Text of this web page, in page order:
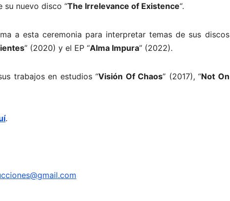
su nuevo disco “The Irrelevance of Existence“.
a esta ceremonia para interpretar temas de sus discos
” (2020) y el EP “Alma Impura” (2022).
trabajos en estudios “Visión Of Chaos” (2017), “Not On
.